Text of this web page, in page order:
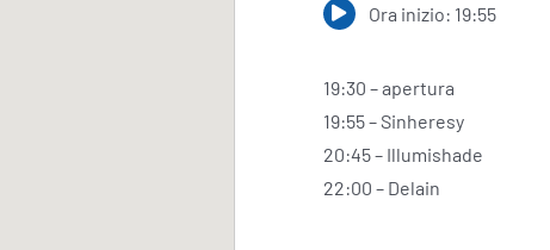
Ora inizio: 19:55
19:30 – apertura
19:55 – Sinheresy
20:45 – Illumishade
22:00 – Delain